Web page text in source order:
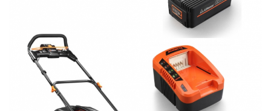
Masti sudura
Sarma sudura MIG/MAG
Electrozi sudura MMA
Baghete si Electrozi sudura